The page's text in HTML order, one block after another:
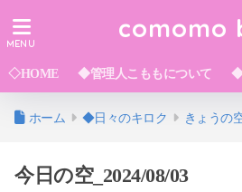
comomo
◇HOME ◆管理人こももについて ◆
ホーム ◆日々のキロク きょうの
今日の空_2024/08/03